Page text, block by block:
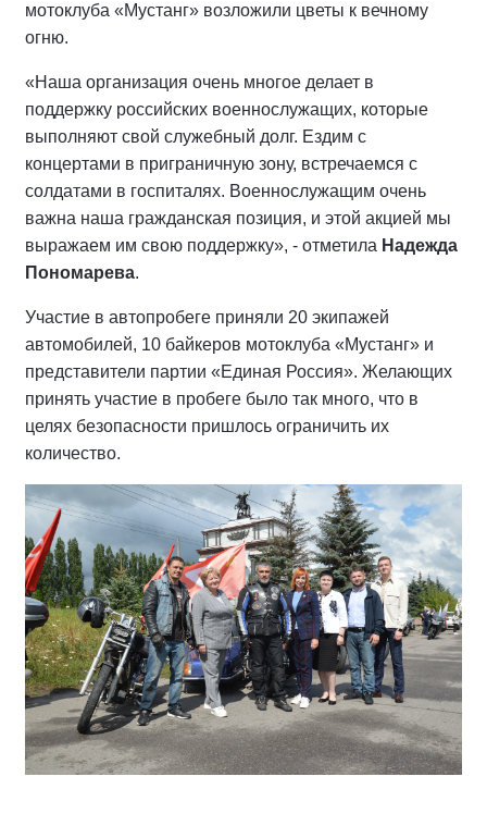
мотоклуба «Мустанг» возложили цветы к вечному
огню.
«Наша организация очень многое делает в
поддержку российских военнослужащих, которые
выполняют свой служебный долг. Ездим с
концертами в приграничную зону, встречаемся с
солдатами в госпиталях. Военнослужащим очень
важна наша гражданская позиция, и этой акцией мы
выражаем им свою поддержку», - отметила Надежда
Пономарева.
Участие в автопробеге приняли 20 экипажей
автомобилей, 10 байкеров мотоклуба «Мустанг» и
представители партии «Единая Россия». Желающих
принять участие в пробеге было так много, что в
целях безопасности пришлось ограничить их
количество.